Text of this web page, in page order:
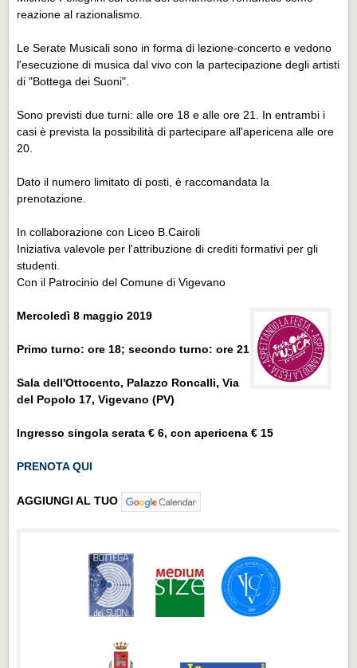
reazione al razionalismo.
Le Serate Musicali sono in forma di lezione-concerto e vedono
l'esecuzione di musica dal vivo con la partecipazione degli artisti
di "Bottega dei Suoni".
Sono previsti due turni: alle ore 18 e alle ore 21. In entrambi i
casi è prevista la possibilità di partecipare all'apericena alle ore
20.
Dato il numero limitato di posti, è raccomandata la
prenotazione.
In collaborazione con Liceo B.Cairoli
Iniziativa valevole per l'attribuzione di crediti formativi per gli
studenti.
Con il Patrocinio del Comune di Vigevano
Mercoledì 8 maggio 2019
Primo turno: ore 18; secondo turno: ore 21
Sala dell'Ottocento, Palazzo Roncalli, Via
del Popolo 17, Vigevano (PV)
Ingresso singola serata € 6, con apericena € 15
PRENOTA QUI
AGGIUNGI AL TUO